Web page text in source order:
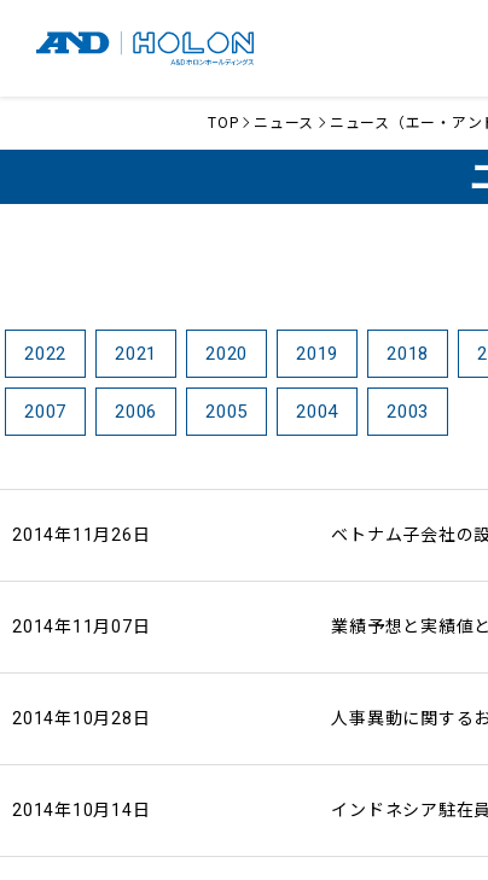
TOP ニュース ニュース（エー・アン
2022 2021 2020 2019 2018
2007 2006 2005 2004 2003
2014年11月26日 ベトナム子会社の
2014年11月07日 業績予想と実績値
2014年10月28日 人事異動に関する
2014年10月14日 インドネシア駐在